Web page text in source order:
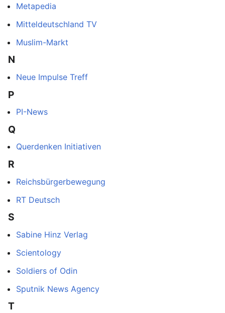
Metapedia
Mitteldeutschland TV
Muslim-Markt
N
Neue Impulse Treff
P
PI-News
Q
Querdenken Initiativen
R
Reichsbürgerbewegung
RT Deutsch
S
Sabine Hinz Verlag
Scientology
Soldiers of Odin
Sputnik News Agency
T